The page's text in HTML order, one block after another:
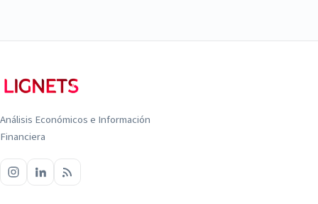
Análisis Económicos e Información
Financiera